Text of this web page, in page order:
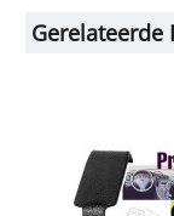
Gerelateerde